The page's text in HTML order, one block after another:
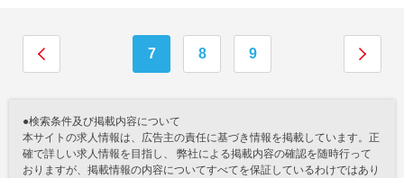
7 8 9
●検索条件及び掲載内容について
本サイトの求人情報は、広告主の責任に基づき情報を掲載しています。正
確で詳しい求人情報を目指し、 弊社による掲載内容の確認を随時行って
おりますが、掲載情報の内容についてすべてを保証しているわけではあり